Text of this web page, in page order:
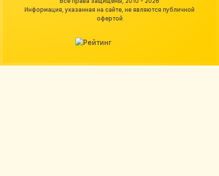
Информация, указанная на сайте, не являются публичной
офертой